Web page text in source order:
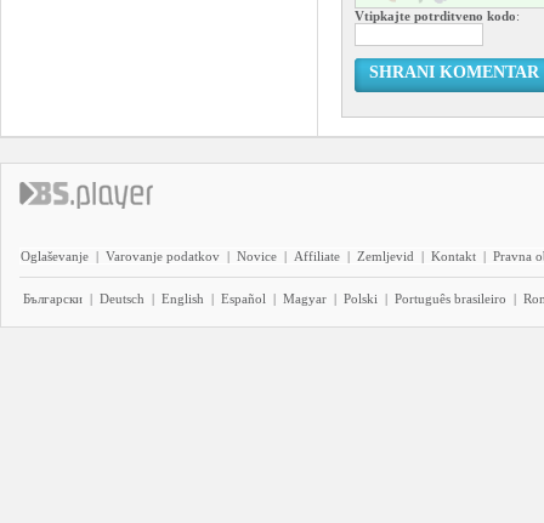
Vtipkajte potrditveno kodo:
SHRANI KOMENTAR
Oglaševanje | Varovanje podatkov | Novice | Affiliate | Zemljevid | Kontakt | Pravna
Български | Deutsch | English | Español | Magyar | Polski | Português brasileiro |